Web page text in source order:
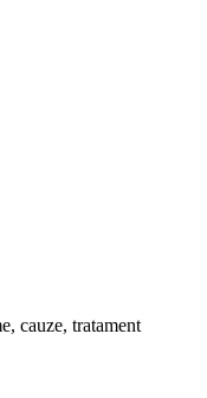
cauze, tratament